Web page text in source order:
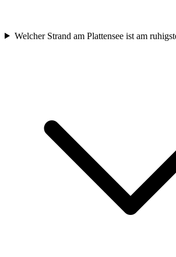
Welcher Strand am Plattensee ist am